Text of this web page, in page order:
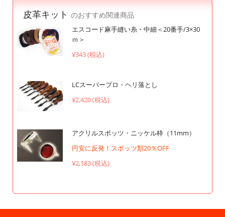
皮革キット のおすすめ関連商品
エスコード麻手縫い糸・中細＜20番手/3×30
ｍ＞
¥343 (税込)
LCスーパープロ・ヘリ落とし
¥2,420 (税込)
アクリルスポッツ・ニッケル枠（11mm）
円安に反発！スポッツ類20％OFF
¥2,183 (税込)